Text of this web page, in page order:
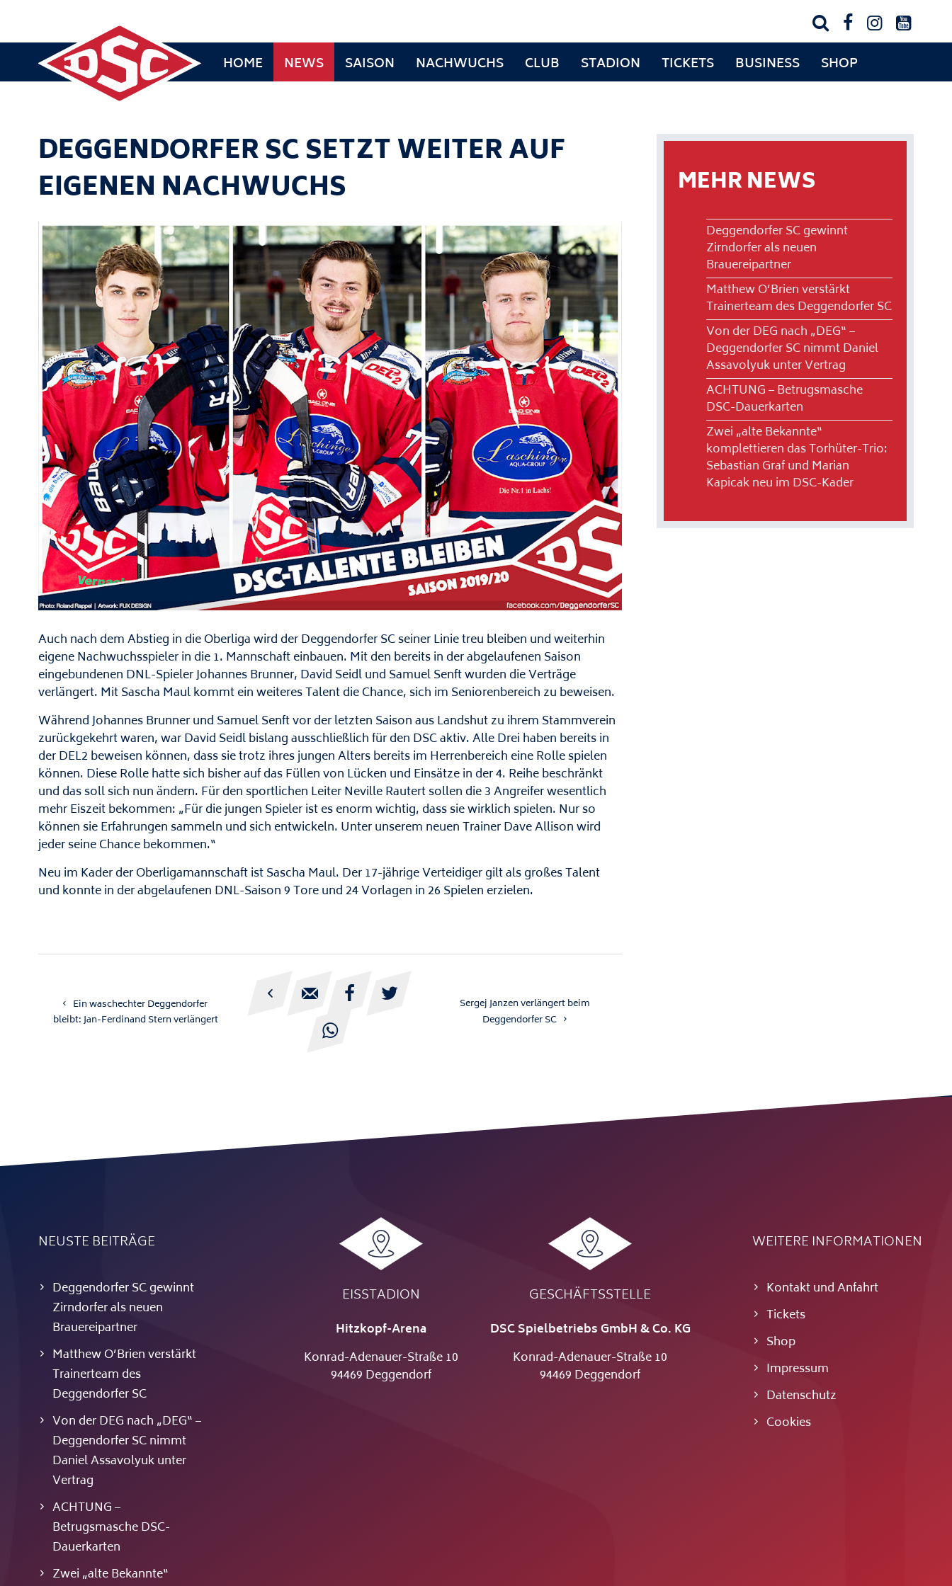
   
HOME NEWS SAISON NACHWUCHS CLUB STADION TICKETS BUSINESS SHOP
DEGGENDORFER SC SETZT WEITER AUF
EIGENEN NACHWUCHS
Auch nach dem Abstieg in die Oberliga wird der Deggendorfer SC seiner Linie treu bleiben und weiterhin
eigene Nachwuchsspieler in die 1. Mannschaft einbauen. Mit den bereits in der abgelaufenen Saison
eingebundenen DNL-Spieler Johannes Brunner, David Seidl und Samuel Senft wurden die Verträge
verlängert. Mit Sascha Maul kommt ein weiteres Talent die Chance, sich im Seniorenbereich zu beweisen.
Während Johannes Brunner und Samuel Senft vor der letzten Saison aus Landshut zu ihrem Stammverein
zurückgekehrt waren, war David Seidl bislang ausschließlich für den DSC aktiv. Alle Drei haben bereits in
der DEL2 beweisen können, dass sie trotz ihres jungen Alters bereits im Herrenbereich eine Rolle spielen
können. Diese Rolle hatte sich bisher auf das Füllen von Lücken und Einsätze in der 4. Reihe beschränkt
und das soll sich nun ändern. Für den sportlichen Leiter Neville Rautert sollen die 3 Angreifer wesentlich
mehr Eiszeit bekommen: „Für die jungen Spieler ist es enorm wichtig, dass sie wirklich spielen. Nur so
können sie Erfahrungen sammeln und sich entwickeln. Unter unserem neuen Trainer Dave Allison wird
jeder seine Chance bekommen.“
Neu im Kader der Oberligamannschaft ist Sascha Maul. Der 17-jährige Verteidiger gilt als großes Talent
und konnte in der abgelaufenen DNL-Saison 9 Tore und 24 Vorlagen in 26 Spielen erzielen.
Ein waschechter Deggendorfer
bleibt: Jan-Ferdinand Stern verlängert
  


Sergej Janzen verlängert beim
Deggendorfer SC
MEHR NEWS
Deggendorfer SC gewinnt
Zirndorfer als neuen
Brauereipartner
Matthew O’Brien verstärkt
Trainerteam des Deggendorfer SC
Von der DEG nach „DEG“ –
Deggendorfer SC nimmt Daniel
Assavolyuk unter Vertrag
ACHTUNG – Betrugsmasche
DSC-Dauerkarten
Zwei „alte Bekannte“
komplettieren das Torhüter-Trio:
Sebastian Graf und Marian
Kapicak neu im DSC-Kader
NEUSTE BEITRÄGE
Deggendorfer SC gewinnt
Zirndorfer als neuen
Brauereipartner
Matthew O’Brien verstärkt
Trainerteam des
Deggendorfer SC
Von der DEG nach „DEG“ –
Deggendorfer SC nimmt
Daniel Assavolyuk unter
Vertrag
ACHTUNG –
Betrugsmasche DSC-
Dauerkarten
Zwei „alte Bekannte“
EISSTADION
Hitzkopf-Arena
Konrad-Adenauer-Straße 10
94469 Deggendorf
GESCHÄFTSSTELLE
DSC Spielbetriebs GmbH & Co. KG
Konrad-Adenauer-Straße 10
94469 Deggendorf
WEITERE INFORMATIONEN
Kontakt und Anfahrt
Tickets
Shop
Impressum
Datenschutz
Cookies